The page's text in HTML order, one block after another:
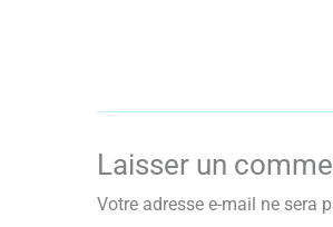
Laisser un
Votre adresse e-mail ne sera